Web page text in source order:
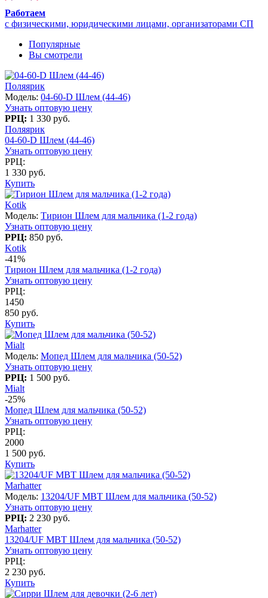
Работаем
с физическими, юридическими лицами, организаторами СП
Популярные
Вы смотрели
Поляярик
Модель: 04-60-D Шлем (44-46)
Узнать оптовую цену
РРЦ: 1 330 руб.
Поляярик
04-60-D Шлем (44-46)
Узнать оптовую цену
РРЦ:
1 330 руб.
Купить
Kotik
Модель: Тирион Шлем для мальчика (1-2 года)
Узнать оптовую цену
РРЦ: 850 руб.
Kotik
-41%
Тирион Шлем для мальчика (1-2 года)
Узнать оптовую цену
РРЦ:
1450
850 руб.
Купить
Mialt
Модель: Мопед Шлем для мальчика (50-52)
Узнать оптовую цену
РРЦ: 1 500 руб.
Mialt
-25%
Мопед Шлем для мальчика (50-52)
Узнать оптовую цену
РРЦ:
2000
1 500 руб.
Купить
Marhatter
Модель: 13204/UF MBT Шлем для мальчика (50-52)
Узнать оптовую цену
РРЦ: 2 230 руб.
Marhatter
13204/UF MBT Шлем для мальчика (50-52)
Узнать оптовую цену
РРЦ:
2 230 руб.
Купить